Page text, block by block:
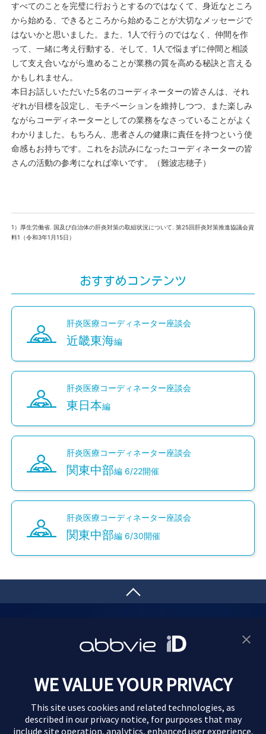
すべてのことを完璧に行おうとするのではなくて、身近なところ
から始める、できるところから始めることが大切なメッセージで
はないかと思いました。また、1人で行うのではなく、仲間を作
って、一緒に考え行動する、そして、1人で悩まずに仲間と相談
して支え合いながら進めることが業務の質を高める秘訣と言える
かもしれません。
本日お話しいただいた5名のコーディネーターの皆さんは、それ
ぞれが目標を設定し、モチベーションを維持しつつ、また楽しみ
ながらコーディネーターとしての業務をなさっていることがよく
わかりました。もちろん、患者さんの健康に責任を持つという使
命感もお持ちです。これをお読みになったコーディネーターの皆
さんの活動の参考になれば幸いです。（難波志穂子）
1）厚生労働省. 国及び自治体の肝炎対策の取組状況について. 第25回肝炎対策推進協議会資
料1（令和3年1月15日）
おすすめコンテンツ
肝炎医療コーディネーター座談会
近畿東海編
肝炎医療コーディネーター座談会
東日本編
肝炎医療コーディネーター座談会
関東中部編 6/22開催
肝炎医療コーディネーター座談会
関東中部編 6/30開催
プライバシーポリシー
本ウェブサイトの情報は、日本国内で医療行為に従事しておられる
WE VALUE YOUR PRIVACY
This site uses cookies and related technologies, as
described in our privacy notice, for purposes that may
include site operation, analytics, enhanced user experience,